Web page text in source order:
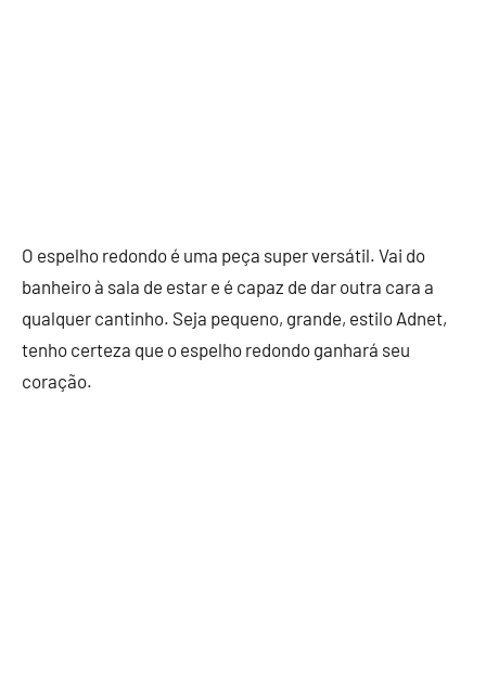
O espelho redondo é uma peça super versátil. Vai do
banheiro à sala de estar e é capaz de dar outra cara a
qualquer cantinho. Seja pequeno, grande, estilo Adnet,
tenho certeza que o espelho redondo ganhará seu
coração.